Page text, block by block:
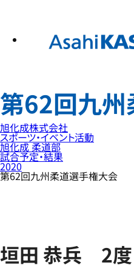
第62回九
旭化成株式会社
スポーツ・イベント活動
旭化成 柔道部
試合予定・結果
2020
第62回九州柔道選手権大会
垣田 恭兵 2度